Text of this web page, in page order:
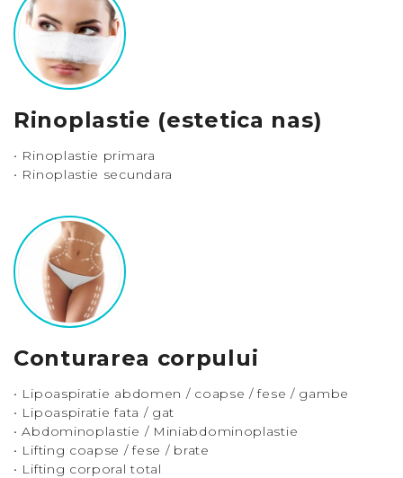
Rinoplastie (estetica nas)
• Rinoplastie primara
• Rinoplastie secundara
Conturarea corpului
• Lipoaspiratie abdomen / coapse / fese / gambe
• Lipoaspiratie fata / gat
• Abdominoplastie / Miniabdominoplastie
• Lifting coapse / fese / brate
• Lifting corporal total